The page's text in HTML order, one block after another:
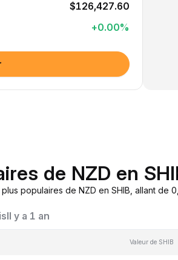
$126,427.60
+0.00%
de NZD en
populaires de NZD en SHIB, allant
Il y a 1 an
Valeur de SHIB